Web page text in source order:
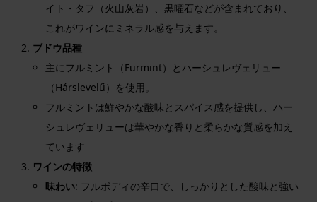
イト・タフ（火山灰岩）、黒曜石などが含まれており、
これがワインにミネラル感を与えます。
ブドウ品種
主にフルミント（Furmint）とハーシュレヴェリュー
（Hárslevelű）を使用。
フルミントは鮮やかな酸味とスパイス感を提供し、ハー
シュレヴェリューは華やかな香りと柔らかな質感を加え
ています​
ワインの特徴
味わい: フルボディの辛口で、しっかりとした酸味と強い